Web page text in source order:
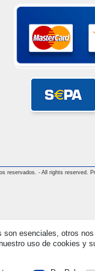
reservados. - All rights reserved.
esenciales, otros
uso de cookies y